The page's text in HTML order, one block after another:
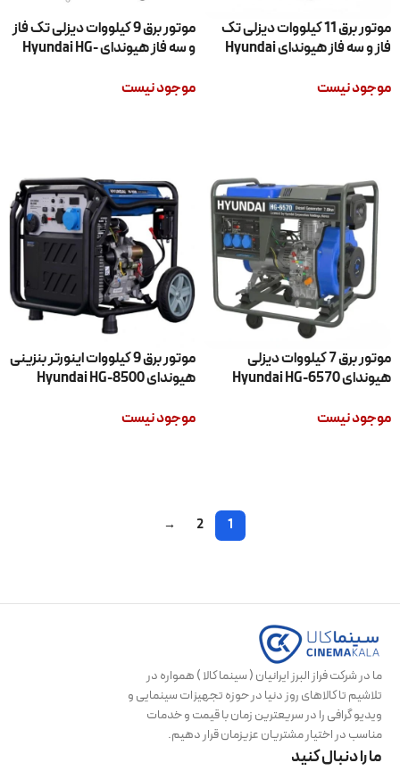
موتور برق 11 کیلووات دیزلی تک
فاز و سه فاز هیوندای Hyundai
موجود نیست
موتور برق 9 کیلووات دیزلی تک فاز
و سه فاز هیوندای Hyundai HG-
موجود نیست
موتور برق 7 کیلووات دیزلی
هیوندای Hyundai HG-6570
موجود نیست
موتور برق 9 کیلووات اینورتر بنزینی
هیوندای Hyundai HG-8500
موجود نیست
1
2
→
ما در شرکت فراز البرز ایرانیان ( سینما کالا ) همواره در
تلاشیم تا کالاهای روز دنیا در حوزه تجهیزات سینمایی و
ویدیو گرافی را در سریعترین زمان با قیمت و خدمات
مناسب در اختیار مشتریان عزیزمان قرار دهیم.
ما را دنبال کنید